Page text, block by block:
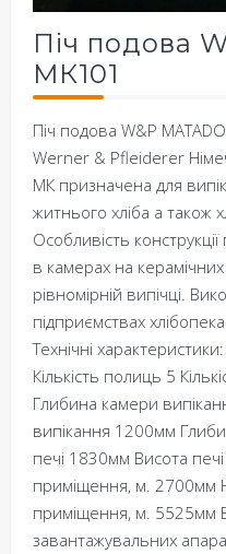
Піч подова
MК101
Піч подова W&P
Werner & Pfleiderer
MК призначена для
житнього хліба а також
Особливість
в камерах на
рівномірній випічці.
підприємствах
Технічні
Кількість полиць 5
Глибина камери
випікання 1200мм
печі 1830мм Висота
приміщення, м. 2700мм
приміщення, м. 5525мм
завантажувальних